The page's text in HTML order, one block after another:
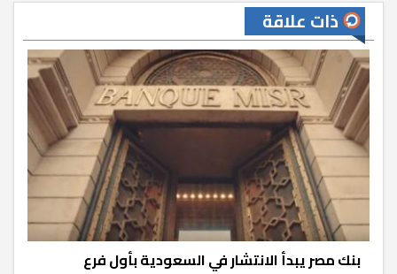
ذات علاقة
بنك مصر يبدأ الانتشار في السعودية بأول فرع